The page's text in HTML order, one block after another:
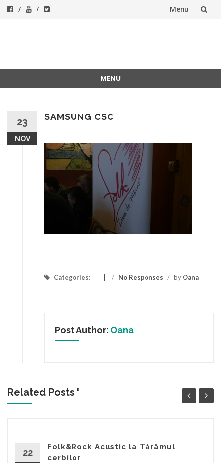
Menu
MENU
23
NOV
SAMSUNG CSC
Categories: / No Responses / by Oana
Post Author: Oana
Related Posts '
22
Folk&Rock Acustic la Tărâmul
cerbilor